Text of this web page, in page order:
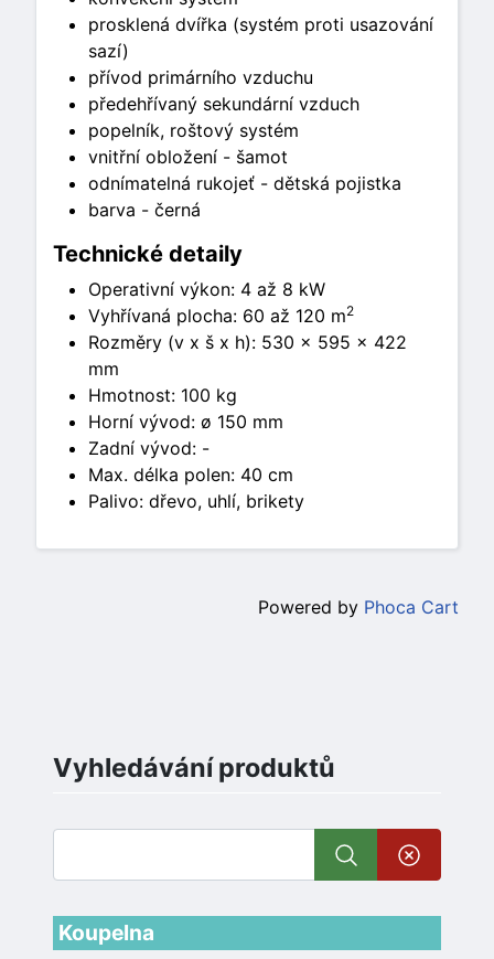
Vyhledávání produktů
Koupelna
prosklená dvířka (systém proti usazování
sazí)
přívod primárního vzduchu
předehřívaný sekundární vzduch
popelník, roštový systém
vnitřní obložení - šamot
odnímatelná rukojeť - dětská pojistka
barva - černá
Technické detaily
Operativní výkon: 4 až 8 kW
Vyhřívaná plocha: 60 až 120 m2
Rozměry (v x š x h): 530 × 595 × 422
mm
Hmotnost: 100 kg
Horní vývod: ø 150 mm
Zadní vývod: -
Max. délka polen: 40 cm
Palivo: dřevo, uhlí, brikety
Powered by Phoca Cart